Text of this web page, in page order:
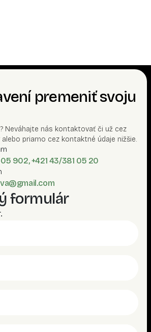
premeniť svoju
Neváhajte nás kontaktovať či už cez
priamo cez kontaktné údaje nižšie.
902, +421 43/381 05 20
formulár